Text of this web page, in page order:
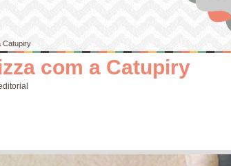
Catupiry
com a Catupiry